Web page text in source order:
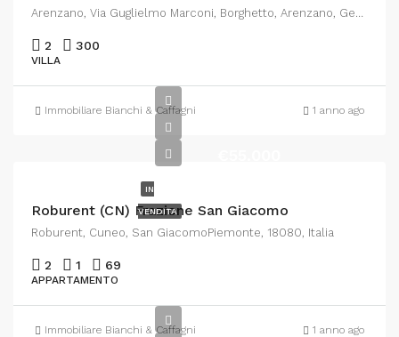
Arenzano, Via Guglielmo Marconi, Borghetto, Arenzano, Genova, Liguria, 16011, Italia
2 300
VILLA
Immobiliare Bianchi & Caffagni 1 anno ago
IN
VENDITA
Roburent (CN) Frazione San Giacomo
Roburent, Cuneo, San GiacomoPiemonte, 18080, Italia
2 1 69
APPARTAMENTO
Immobiliare Bianchi & Caffagni 1 anno ago